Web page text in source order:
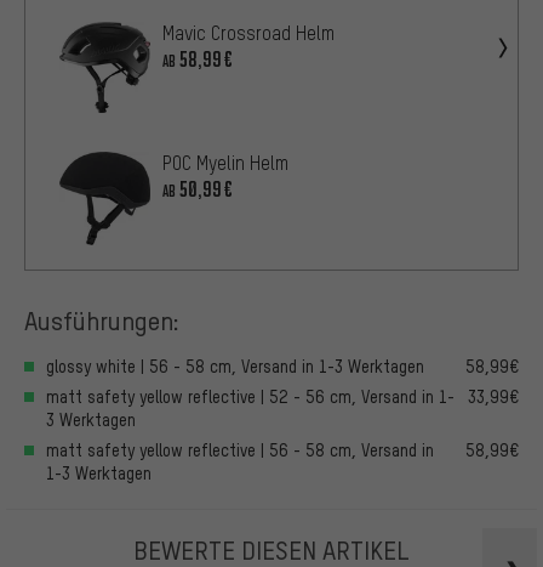
Mavic Crossroad Helm
AB 58,99€
POC Myelin Helm
AB 50,99€
Ausführungen:
glossy white | 56 - 58 cm, Versand in 1-3 Werktagen
58,99€
matt safety yellow reflective | 52 - 56 cm, Versand in 1-
3 Werktagen
33,99€
matt safety yellow reflective | 56 - 58 cm, Versand in
1-3 Werktagen
58,99€
BEWERTE DIESEN ARTIKEL